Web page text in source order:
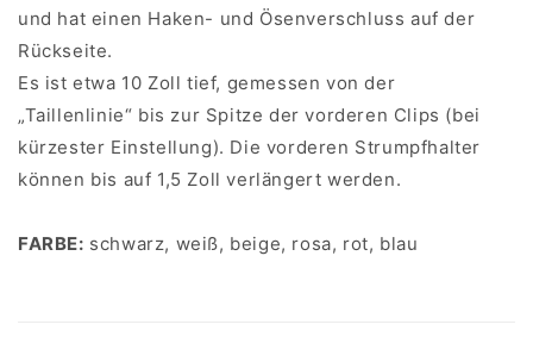
und hat einen Haken- und Ösenverschluss auf der
Rückseite.
Es ist etwa 10 Zoll tief, gemessen von der
„Taillenlinie“ bis zur Spitze der vorderen Clips (bei
kürzester Einstellung). Die vorderen Strumpfhalter
können bis auf 1,5 Zoll verlängert werden.
FARBE: schwarz, weiß, beige, rosa, rot, blau